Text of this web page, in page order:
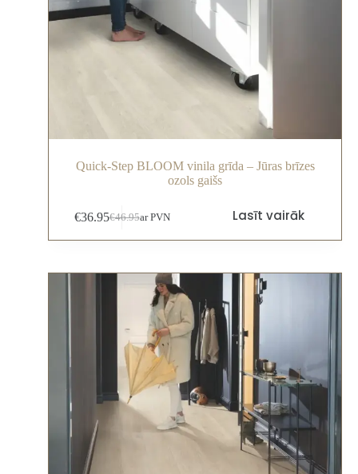
Quick-Step BLOOM vinila grīda – Jūras brīzes
ozols gaišs
€46.95
€36.95 ar PVN Lasīt vairāk